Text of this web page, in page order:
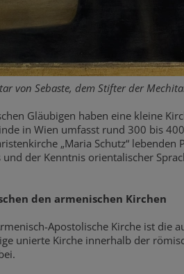
von Sebaste, dem Stifter der
Gläubigen haben eine kleine
in Wien umfasst rund 300 bis
„Maria Schutz“
der Kenntnis orientalischer
den armenischen Kirchen
Apostolische Kirche ist
unierte Kirche innerhalb der